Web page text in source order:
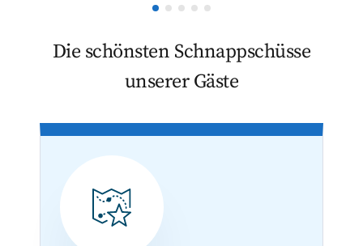
Die schönsten Schnappschüsse
unserer Gäste